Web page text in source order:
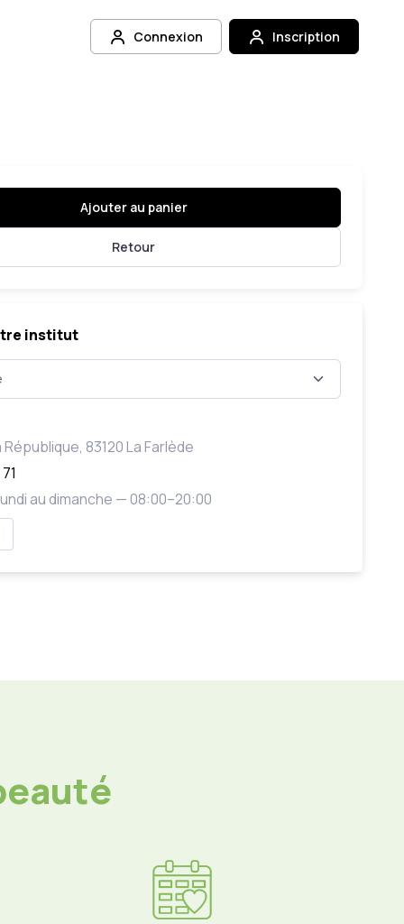
Connexion Inscription
Ajouter au panier
Retour
institut
République, 83120 La Farlède
au dimanche — 08:00–20:00